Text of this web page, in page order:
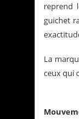
reprend
guichet
La
ceux qui